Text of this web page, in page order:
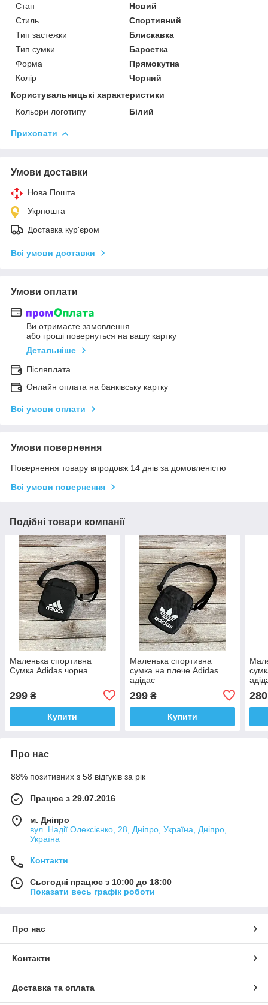
Стан
Новий
Стиль
Спортивний
Тип застежки
Блискавка
Тип сумки
Барсетка
Форма
Прямокутна
Колір
Чорний
Користувальницькі характеристики
Кольори логотипу
Білий
Приховати
Умови доставки
Нова Пошта
Укрпошта
Доставка кур'єром
Всі умови доставки
Умови оплати
Ви отримаєте замовлення
або гроші повернуться на вашу картку
Детальніше
Післяплата
Онлайн оплата на банківську картку
Всі умови оплати
Умови повернення
Повернення товару впродовж 14 днів за домовленістю
Всі умови повернення
Подібні товари компанії
Маленька спортивна
Сумка Adidas чорна
299 ₴
Купити
Маленька спортивна
сумка на плече Adidas
адідас
299₴
Купити
280
Про нас
88% позитивних з 58 відгуків за рік
Працює з 29.07.2016
м. Дніпро
вул. Надії Олексієнко, 28, Дніпро, Україна, Дніпро,
Україна
Контакти
Сьогодні працює з 10:00 до 18:00
Показати весь графік роботи
Про нас
Контакти
Доставка та оплата